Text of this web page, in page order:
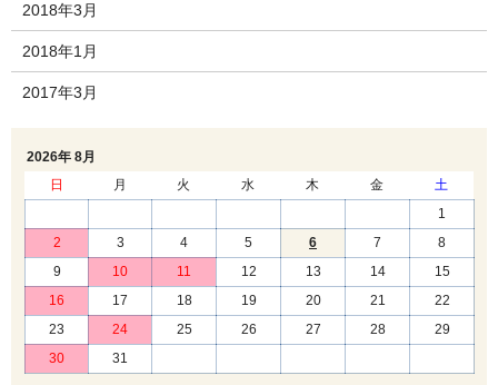
2018年3月
2018年1月
2017年3月
2026年 8月
日
月 火 水 木 金
土
1
2
3 4 5 6 7
8
9
10 11 12 13 14
15
16
17 18 19 20 21
22
23
24 25 26 27 28
29
30
31